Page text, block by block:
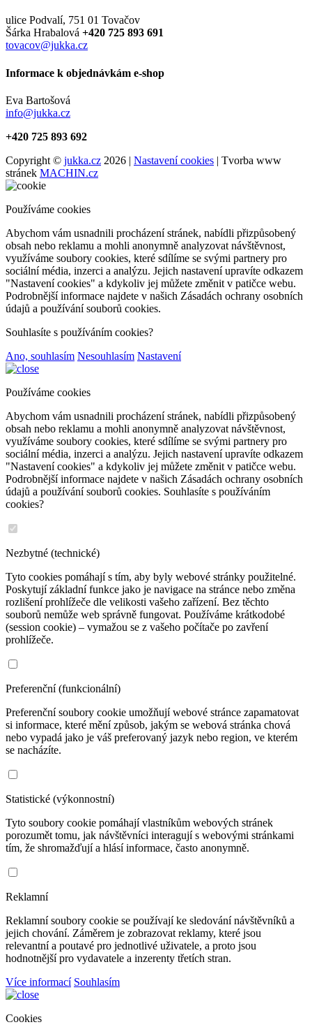
ulice Podvalí, 751 01 Tovačov
Šárka Hrabalová +420 725 893 691
tovacov@jukka.cz
Informace k objednávkám e-shop
Eva Bartošová
info@jukka.cz
+420 725 893 692
Copyright © jukka.cz 2026 | Nastavení cookies | Tvorba www
stránek MACHIN.cz
Používáme cookies
Abychom vám usnadnili procházení stránek, nabídli přizpůsobený
obsah nebo reklamu a mohli anonymně analyzovat návštěvnost,
využíváme soubory cookies, které sdílíme se svými partnery pro
sociální média, inzerci a analýzu. Jejich nastavení upravíte odkazem
"Nastavení cookies" a kdykoliv jej můžete změnit v patičce webu.
Podrobnější informace najdete v našich Zásadách ochrany osobních
údajů a používání souborů cookies.
Souhlasíte s používáním cookies?
Ano, souhlasím Nesouhlasím Nastavení
Používáme cookies
Abychom vám usnadnili procházení stránek, nabídli přizpůsobený
obsah nebo reklamu a mohli anonymně analyzovat návštěvnost,
využíváme soubory cookies, které sdílíme se svými partnery pro
sociální média, inzerci a analýzu. Jejich nastavení upravíte odkazem
"Nastavení cookies" a kdykoliv jej můžete změnit v patičce webu.
Podrobnější informace najdete v našich Zásadách ochrany osobních
údajů a používání souborů cookies. Souhlasíte s používáním
cookies?
Nezbytné (technické)
Tyto cookies pomáhají s tím, aby byly webové stránky použitelné.
Poskytují základní funkce jako je navigace na stránce nebo změna
rozlišení prohlížeče dle velikosti vašeho zařízení. Bez těchto
souborů nemůže web správně fungovat. Používáme krátkodobé
(session cookie) – vymažou se z vašeho počítače po zavření
prohlížeče.
Preferenční (funkcionální)
Preferenční soubory cookie umožňují webové stránce zapamatovat
si informace, které mění způsob, jakým se webová stránka chová
nebo vypadá jako je váš preferovaný jazyk nebo region, ve kterém
se nacházíte.
Statistické (výkonnostní)
Tyto soubory cookie pomáhají vlastníkům webových stránek
porozumět tomu, jak návštěvníci interagují s webovými stránkami
tím, že shromažďují a hlásí informace, často anonymně.
Reklamní
Reklamní soubory cookie se používají ke sledování návštěvníků a
jejich chování. Záměrem je zobrazovat reklamy, které jsou
relevantní a poutavé pro jednotlivé uživatele, a proto jsou
hodnotnější pro vydavatele a inzerenty třetích stran.
Více informací Souhlasím
Cookies